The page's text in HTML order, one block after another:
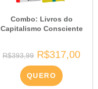
Combo: Livros do
Capitalismo Consciente
R$393,99 R$317,00
QUERO